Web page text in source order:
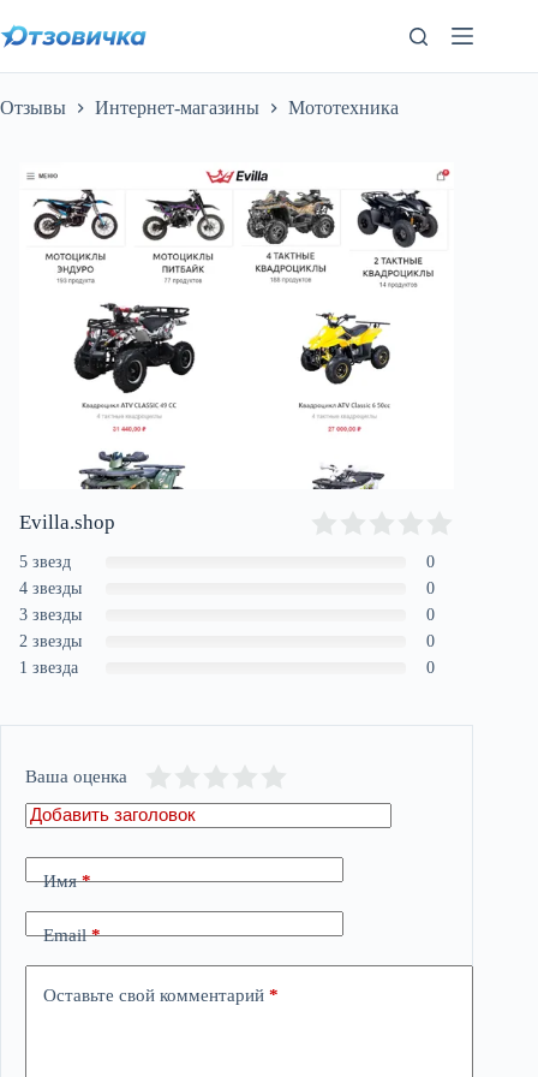
к
сути
Отзывы Интернет-магазины Мототехника
Evilla.shop
5 звезд
0
4 звезды
0
3 звезды
0
2 звезды
0
1 звезда
0
Ваша оценка
Имя*
Email*
Оставьте свой комментарий *